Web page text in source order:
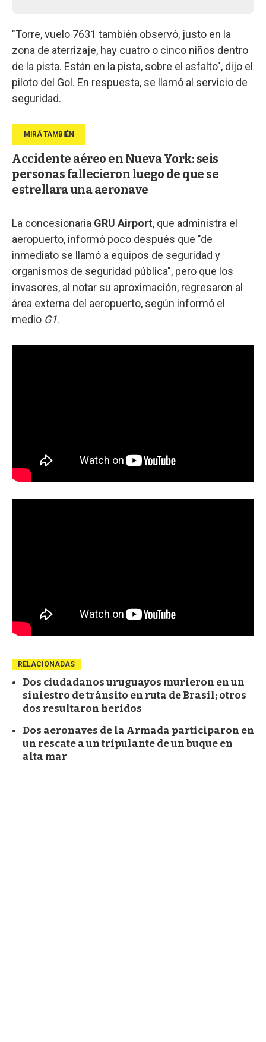
"Torre, vuelo 7631 también observó, justo en la
zona de aterrizaje, hay cuatro o cinco niños dentro
de la pista. Están en la pista, sobre el asfalto", dijo el
piloto del Gol. En respuesta, se llamó al servicio de
seguridad.
Accidente aéreo en Nueva York: seis
personas fallecieron luego de que se
estrellara una aeronave
La concesionaria GRU Airport, que administra el
aeropuerto, informó poco después que "de
inmediato se llamó a equipos de seguridad y
organismos de seguridad pública", pero que los
invasores, al notar su aproximación, regresaron al
área externa del aeropuerto, según informó el
medio G1.
RELACIONADAS
Dos ciudadanos uruguayos murieron en un
siniestro de tránsito en ruta de Brasil; otros
dos resultaron heridos
Dos aeronaves de la Armada participaron en
un rescate a un tripulante de un buque en
alta mar